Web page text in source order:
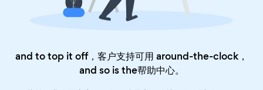
and to top it off，客户支持可用 around-the-clock，
and so is the帮助中心。